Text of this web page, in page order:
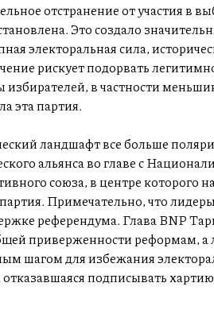
отстранение от участия в
Это создало
электоральная сила,
рискует подорвать
в частности
эта партия.
ландшафт все больше
альянса во главе с
союза, в центре которого
Примечательно, что
референдума. Глава BNP
приверженности реформам,
шагом для избежания
подписывать